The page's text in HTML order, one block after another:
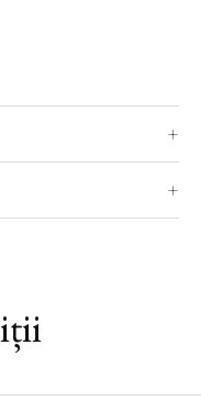
pe teren, cu sute de
15 ani. Sunt
pentru părinții care
cum pot beneficia
se intersectează
al tehnologiei de tot
să cultive încontinuu
ce copiii cresc – și mai
Sunt îndrumări bine